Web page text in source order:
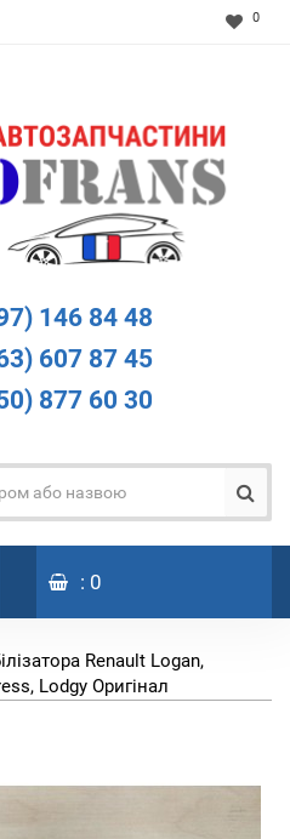
0
146 84 48
607 87 45
877 60 30
: 0
Renault Logan,
Lodgy Оригінал